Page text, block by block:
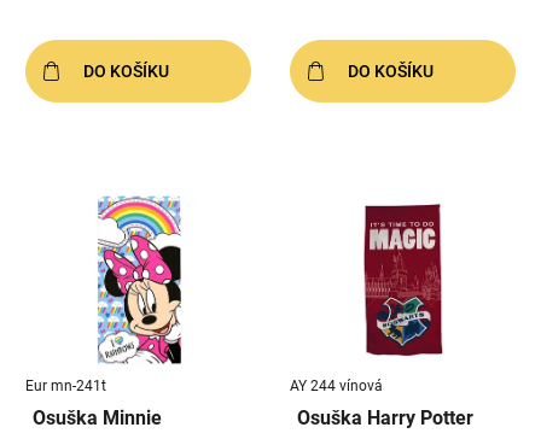
DO KOŠÍKU DO KOŠÍKU
Eur mn-241t
Osuška Minnie
AY 244 vínová
Osuška Harry Potter